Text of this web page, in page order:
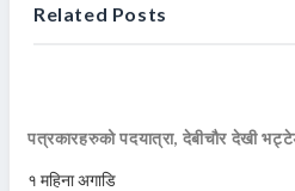
Related Posts
पत्रकारहरुको पदयात्रा, देबीचौर देखी
१ महिना अगाडि